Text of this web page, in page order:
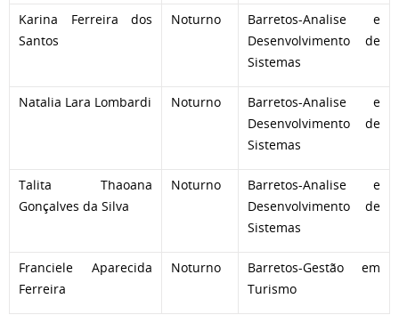
Karina Ferreira dos
Santos
Noturno
Barretos-Analise e
Desenvolvimento de
Sistemas
Natalia Lara Lombardi Noturno
Barretos-Analise e
Desenvolvimento de
Sistemas
Talita Thaoana
Gonçalves da Silva
Noturno
Barretos-Analise e
Desenvolvimento de
Sistemas
Franciele Aparecida
Ferreira
Noturno
Barretos-Gestão em
Turismo